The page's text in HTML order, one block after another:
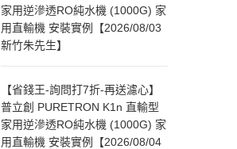
家用逆滲透RO純水機 (1000G) 家
用直輸機 安裝實例【2026/08/03
新竹朱先生】
【省錢王-詢問打7折-再送濾心】
普立創 PURETRON K1n 直輸型
家用逆滲透RO純水機 (1000G) 家
用直輸機 安裝實例【2026/08/04